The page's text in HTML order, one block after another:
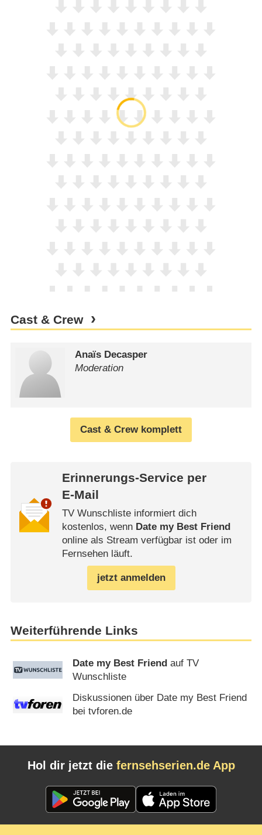
Cast & Crew
Anaïs Decasper
Moderation
Cast & Crew komplett
Erinnerungs-Service per
E-Mail
TV Wunschliste informiert dich
kostenlos, wenn Date my Best Friend
online als Stream verfügbar ist oder im
Fernsehen läuft.
jetzt anmelden
Weiterführende Links
Date my Best Friend auf TV
Wunschliste
Diskussionen über Date my Best Friend
bei tvforen.de
Hol dir jetzt die fernsehserien.de App